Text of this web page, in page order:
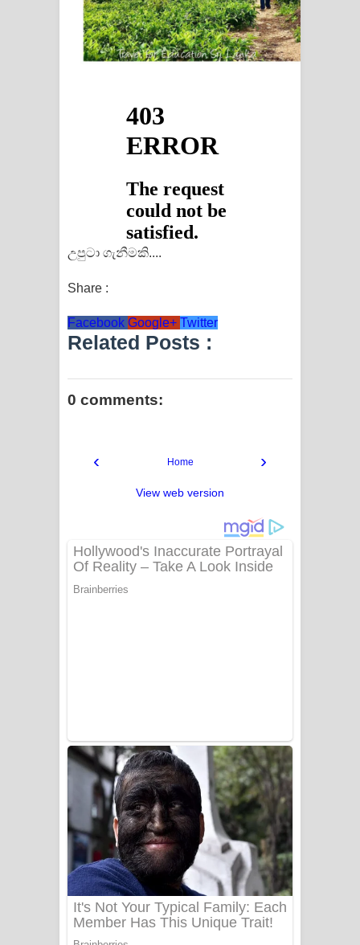
උපුටා ගැනීමකි....
Share :
Facebook Google+ Twitter
Related Posts :
0 comments:
‹ ›
Home
View web version